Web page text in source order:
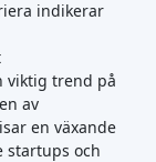
indikerar
viktig trend på
av
en växande
startups och